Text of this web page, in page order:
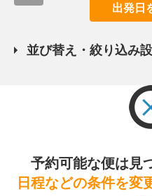
出発日
並び替え・絞り込み
予約可能な便は見
日程などの条件を変